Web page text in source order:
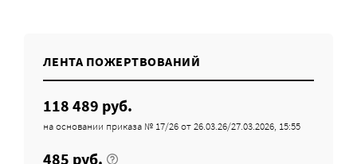
ЛЕНТА ПОЖЕРТВОВАНИЙ
118 489 руб.
на основании приказа № 17/26 от 26.03.26/27.03.2026, 15:55
485 руб.